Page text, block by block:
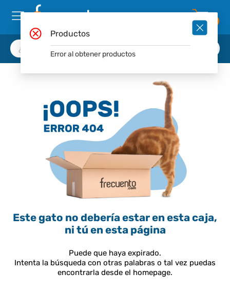
Este gato no debería estar en esta caja,
ni tú en esta página
Puede que haya expirado.
Intenta la búsqueda con otras palabras o tal vez puedas
encontrarla desde el homepage.
Productos
Error al obtener productos